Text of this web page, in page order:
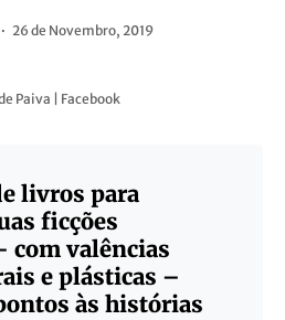
26 de Novembro, 2019
Paiva | Facebook
livros para
ficções
com valências
e plásticas –
às histórias